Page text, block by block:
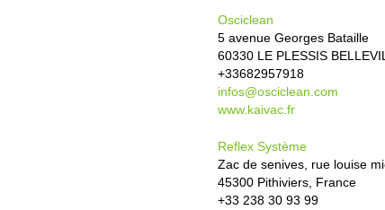
Osciclean
5 avenue Georges Bataille
60330 LE PLESSIS
+33682957918
infos@osciclean.com
www.kaivac.fr
Reflex Système
Zac de senives, rue louise
45300 Pithiviers, France
+33 238 30 93 99